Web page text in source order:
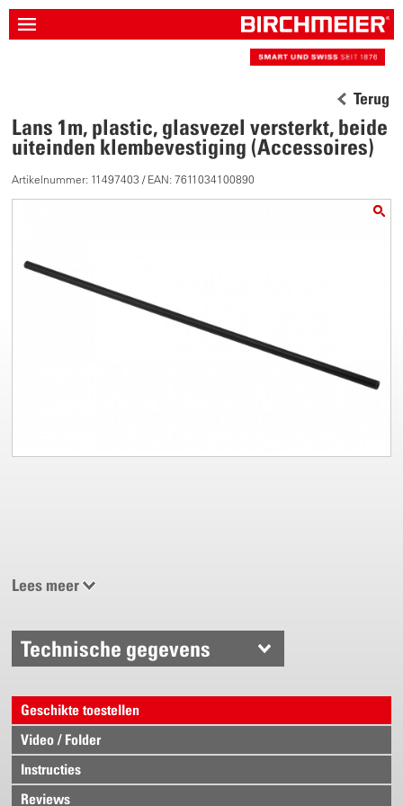
Terug
Lans 1m, plastic, glasvezel versterkt, beide
uiteinden klembevestiging (Accessoires)
Artikelnummer: 11497403 / EAN: 7611034100890
Lees meer
Technische gegevens
Geschikte toestellen
Video / Folder
Instructies
Reviews